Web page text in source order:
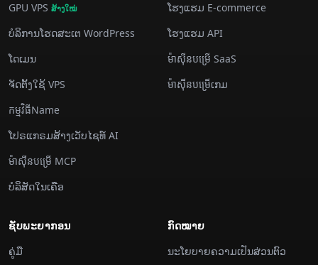
GPU VPS ສ້າງ​ໃໝ່
ບໍລິການ​ໂຮດ​ສະ​ເຕ WordPress
ໂດເມນ
ຈັດ​ຕັ້ງ​ໃຊ້ VPS
កម្មវិធីName
ໂປຣແກຣມສ້າງເວັບໄຊທ໌ AI
ម៉ាស៊ីន​បម្រើ MCP
ບໍລິສັດໃນເຄືອ
ໂຮງແຮມ E-commerce
ໂຮງແຮມ API
ម៉ាស៊ីន​បម្រើ SaaS
ម៉ាស៊ីន​បម្រើ​ເກມ
ຊັບພະຍາກອນ
ຄູ່ມື
ກົດໝາຍ
ນະໂຍບາຍຄວາມເປັນສ່ວນຕົວ